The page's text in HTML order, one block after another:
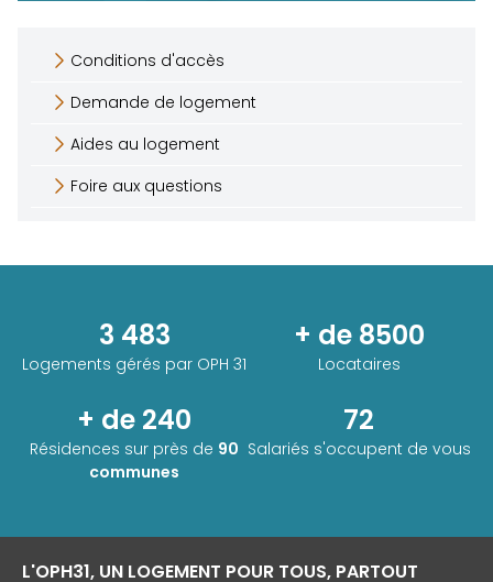
Conditions d'accès
Demande de logement
Aides au logement
Foire aux questions
3 483
Logements gérés par OPH 31
+ de 8500
Locataires
+ de 240
Résidences sur près de 90
communes
72
Salariés s'occupent de vous
L'OPH31, UN LOGEMENT POUR TOUS, PARTOUT